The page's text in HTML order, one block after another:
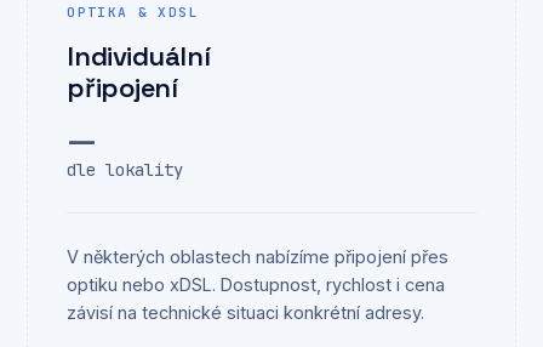
OPTIKA & XDSL
Individuální
připojení
—
dle lokality
V některých oblastech nabízíme připojení přes
optiku nebo xDSL. Dostupnost, rychlost i cena
závisí na technické situaci konkrétní adresy.